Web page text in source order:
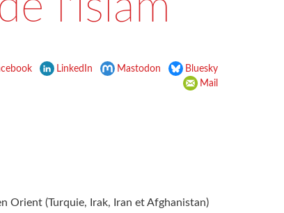
LinkedIn Mastodon
Bluesky
Mail
Orient (Turquie, Irak, Iran et Afghanistan)